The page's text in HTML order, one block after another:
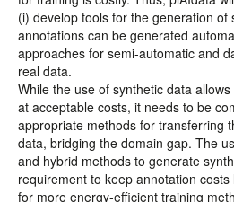
(i) develop tools for the generation of
annotations can be generated
approaches for semi-automatic and
real data.
While the use of synthetic data
at acceptable costs, it needs to be
appropriate methods for transferring
data, bridging the domain gap. The
and hybrid methods to generate
requirement to keep annotation
for more energy-efficient training